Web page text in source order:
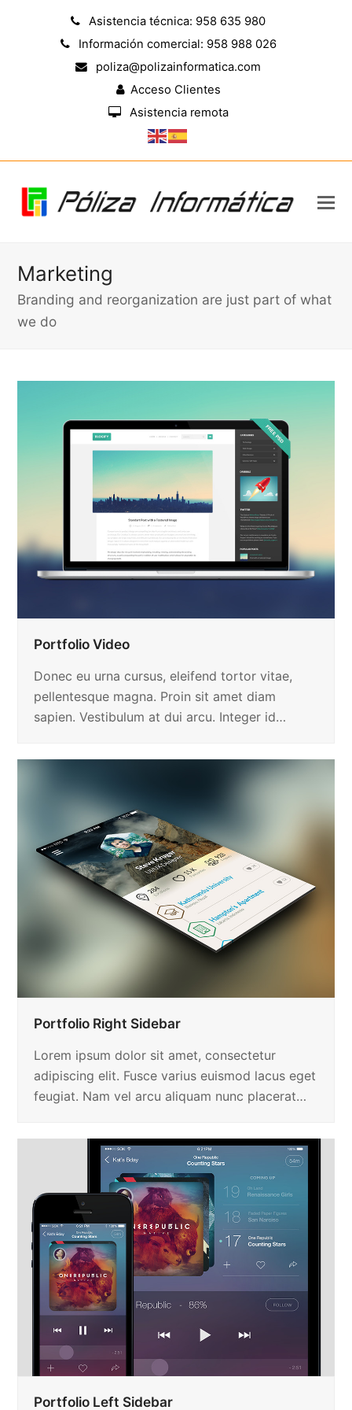
Asistencia técnica: 958 635 980
Información comercial: 958 988 026
poliza@polizainformatica.com
Acceso Clientes
Asistencia remota
Marketing
Branding and reorganization are just part of what
we do
Portfolio Video
Donec eu urna cursus, eleifend tortor vitae,
pellentesque magna. Proin sit amet diam
sapien. Vestibulum at dui arcu. Integer id…
Portfolio Right Sidebar
Lorem ipsum dolor sit amet, consectetur
adipiscing elit. Fusce varius euismod lacus eget
feugiat. Nam vel arcu aliquam nunc placerat…
Portfolio Left Sidebar